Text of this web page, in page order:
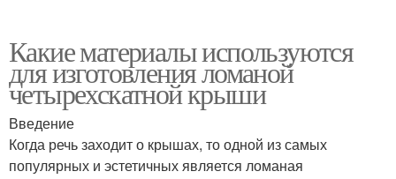
Какие материалы используются
для изготовления ломаной
четырехскатной крыши
Введение
Когда речь заходит о крышах, то одной из самых
популярных и эстетичных является ломаная